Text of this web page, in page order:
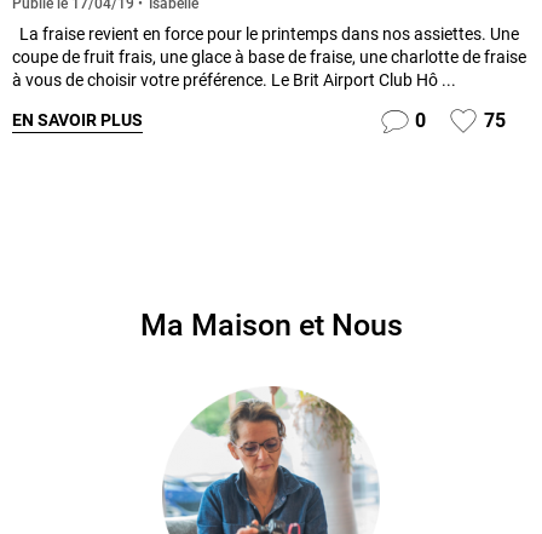
Publié le 17/04/19 Isabelle
La fraise revient en force pour le printemps dans nos assiettes. Une
coupe de fruit frais, une glace à base de fraise, une charlotte de fraise
à vous de choisir votre préférence. Le Brit Airport Club Hô ...
EN SAVOIR PLUS 0 75
Ma Maison et Nous